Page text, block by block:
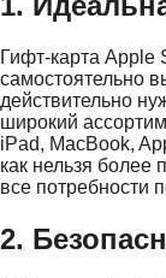
Гифт-карта Apple
самостоятельно
действительно
широкий
iPad, MacBook,
как нельзя более
все потребности
2.